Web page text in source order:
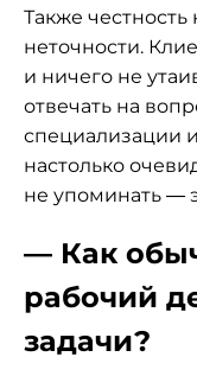
Также
неточности.
и ничего не
отвечать на
специализации
настолько
не упоминать —
— Как
рабочий
задачи?